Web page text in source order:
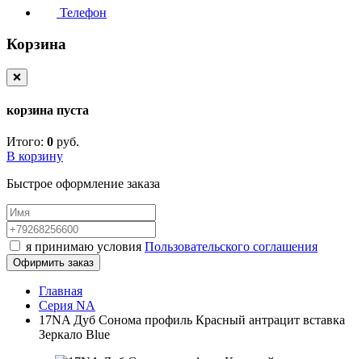
Телефон
Корзина
❌
корзина пуста
Итого: 0 руб.
В корзину
Быстрое оформление заказа
я принимаю условия Пользовательского соглашения
Офирмить заказ
Главная
Серия NA
17NA Дуб Сонома профиль Красный антрацит вставка
Зеркало Blue